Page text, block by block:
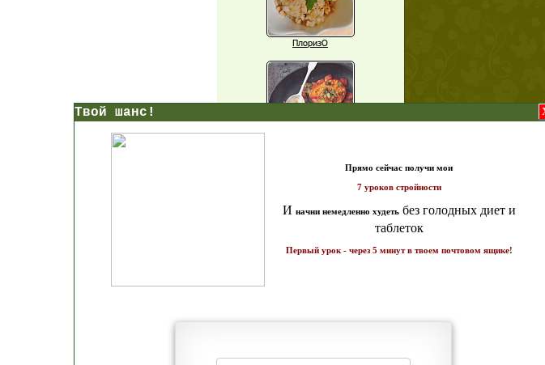
ПлоризО
Еще рецепты
середине дня?